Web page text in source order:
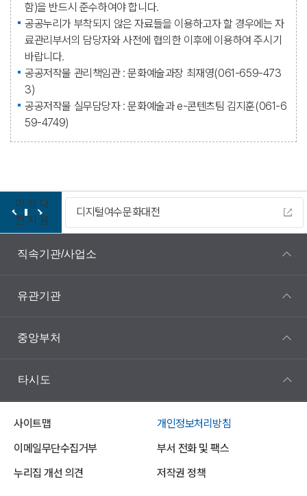
함)을 반드시 준수하여야 합니다.
공공누리가 부착되지 않은 자료들을 이용하고자 할 경우에는 자
료관리부서의 담당자와 사전에 협의한 이후에 이용하여 주시기
바랍니다.
공공저작물 관리책임관 : 문화예술과장 최재영(061-659-473
3)
공공저작물 실무담당자 : 문화예술과 e-콘텐츠팀 김지훈(061-6
59-4749)
이
전
정
지
다
음
디지털여수문화대전
직속기관/사업소
유관기관
중앙부처
타시도
사이트맵
개인정보처리방침
이메일무단수집거부
부서 전화 및 팩스
누리집 개선 의견
저작권 정책